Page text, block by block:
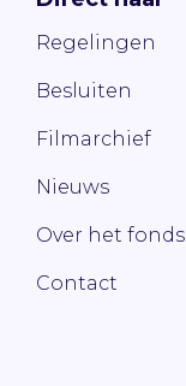
Regelingen
Besluiten
Filmarchief
Nieuws
Over het fonds
Contact